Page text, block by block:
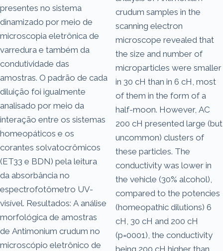
presentes no sistema
dinamizado por meio de
microscopia eletrônica de
varredura e também da
condutividade das
amostras. O padrão de cada
diluição foi igualmente
analisado por meio da
interação entre os sistemas
homeopáticos e os
corantes solvatocrômicos
(ET33 e BDN) pela leitura
da absorbância no
espectrofotômetro UV-
visível. Resultados: A análise
morfológica de amostras
de Antimonium crudum no
microscópio eletrônico de
crudum samples in the
scanning electron
microscope revealed that
the size and number of
microparticles were smaller
in 30 cH than in 6 cH, most
of them in the form of a
half-moon. However, AC
200 cH presented large (but
uncommon) clusters of
these particles. The
conductivity was lower in
the vehicle (30% alcohol),
compared to the potencies
(homeopathic dilutions) 6
cH, 30 cH and 200 cH
(p=0001), the conductivity
being 200 cH higher than